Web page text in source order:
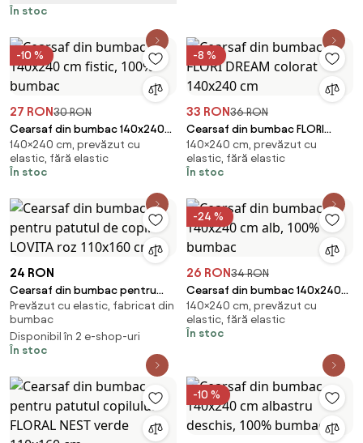
În stoc
-10 %
27 RON30 RON
Cearsaf din bumbac 140x240
cm fistic, 100% bumbac
140×240 cm, prevăzut cu
elastic, fără elastic
În stoc
-8 %
33 RON36 RON
Cearsaf din bumbac FLORI
DREAM colorat 140x240 cm
140×240 cm, prevăzut cu
elastic, fără elastic
În stoc
24 RON
Cearsaf din bumbac pentru
patutul de copii LOVITA roz
110x160 cm
Prevăzut cu elastic, fabricat din
bumbac
Disponibil în 2 e-shop-uri
În stoc
-24 %
26 RON34 RON
Cearsaf din bumbac 140x240
cm alb, 100% bumbac
140×240 cm, prevăzut cu
elastic, fără elastic
În stoc
-10 %